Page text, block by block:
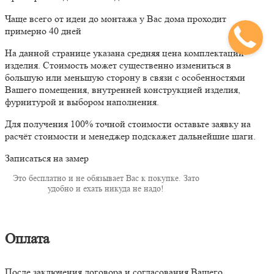
Чаще всего от идеи до монтажа у Вас дома проходит
примерно 40 дней
На данной странице указана средняя цена комплектации
изделия. Стоимость может существенно измениться в
большую или меньшую сторону в связи с особенностями
Вашего помещения, внутренней конструкцией изделия,
фурнитурой и выбором наполнения.
Для получения 100% точной стоимости оставьте заявку на
расчёт стоимости и менеджер подскажет дальнейшие шаги.
Записаться на замер
Это бесплатно и не обязывает Вас к покупке. Зато
удобно и ехать никуда не надо!
Оплата